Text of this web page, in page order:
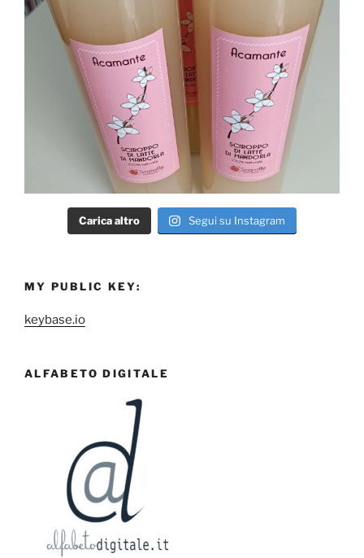
Carica altro Segui su Instagram
MY PUBLIC KEY:
keybase.io
ALFABETO DIGITALE